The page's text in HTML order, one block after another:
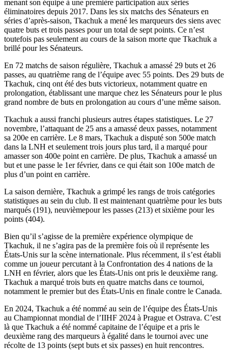
menant son équipe à une première participation aux séries
éliminatoires depuis 2017. Dans les six matchs des Sénateurs en
séries d’après-saison, Tkachuk a mené les marqueurs des siens avec
quatre buts et trois passes pour un total de sept points. Ce n’est
toutefois pas seulement au cours de la saison morte que Tkachuk a
brillé pour les Sénateurs.
En 72 matchs de saison régulière, Tkachuk a amassé 29 buts et 26
passes, au quatrième rang de l’équipe avec 55 points. Des 29 buts de
Tkachuk, cinq ont été des buts victorieux, notamment quatre en
prolongation, établissant une marque chez les Sénateurs pour le plus
grand nombre de buts en prolongation au cours d’une même saison.
Tkachuk a aussi franchi plusieurs autres étapes statistiques. Le 27
novembre, l’attaquant de 25 ans a amassé deux passes, notamment
sa 200e en carrière. Le 8 mars, Tkachuk a disputé son 500e match
dans la LNH et seulement trois jours plus tard, il a marqué pour
amasser son 400e point en carrière. De plus, Tkachuk a amassé un
but et une passe le 1er février, dans ce qui était son 100e match de
plus d’un point en carrière.
La saison dernière, Tkachuk a grimpé les rangs de trois catégories
statistiques au sein du club. Il est maintenant quatrième pour les buts
marqués (191), neuvièmepour les passes (213) et sixième pour les
points (404).
Bien qu’il s’agisse de la première expérience olympique de
Tkachuk, il ne s’agira pas de la première fois où il représente les
États-Unis sur la scène internationale. Plus récemment, il s’est établi
comme un joueur percutant à la Confrontation des 4 nations de la
LNH en février, alors que les États-Unis ont pris le deuxième rang.
Tkachuk a marqué trois buts en quatre matchs dans ce tournoi,
notamment le premier but des États-Unis en finale contre le Canada.
En 2024, Tkachuk a été nommé au sein de l’équipe des États-Unis
au Championnat mondial de l’IIHF 2024 à Prague et Ostrava. C’est
là que Tkachuk a été nommé capitaine de l’équipe et a pris le
deuxième rang des marqueurs à égalité dans le tournoi avec une
récolte de 13 points (sept buts et six passes) en huit rencontres.